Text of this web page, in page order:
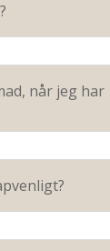
når jeg har